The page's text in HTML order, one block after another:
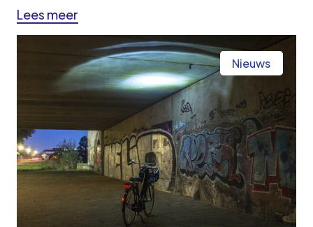
Lees meer
Nieuws